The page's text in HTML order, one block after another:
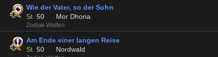
Wie der Vater, so der Sohn
St. 50 Mor Dhona
Zodiak-Waffen
Am Ende einer langen Reise
St. 50 Nordwald